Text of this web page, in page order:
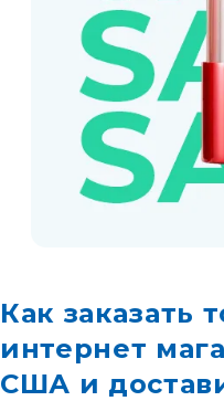
Как заказать
интернет
США и